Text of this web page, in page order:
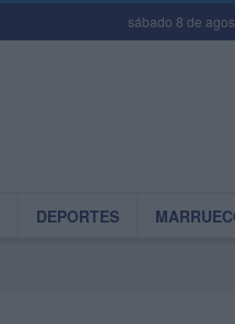
sábado 8 de
DEPORTES